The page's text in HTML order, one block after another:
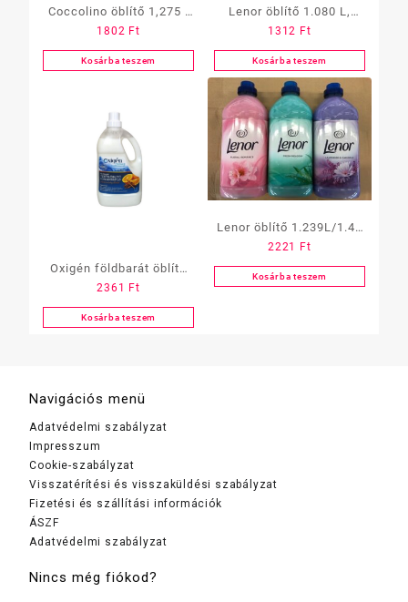
Coccolino öblítő 1,275 l
1,450 l többféle
1802 Ft
Kosárba teszem
Lenor öblítő 1.080 L,
koncentrátum
1312 Ft
Kosárba teszem
Oxigén földbarát öblítő
1.5 liter (narancs-fahéj)
2361 Ft
Kosárba teszem
Lenor öblítő 1.239L/1.49
L/ 1,8 L
2221 Ft
Kosárba teszem
Navigációs menü
Adatvédelmi szabályzat
Impresszum
Cookie-szabályzat
Visszatérítési és visszaküldési szabályzat
Fizetési és szállítási információk
ÁSZF
Adatvédelmi szabályzat
Nincs még fiókod?